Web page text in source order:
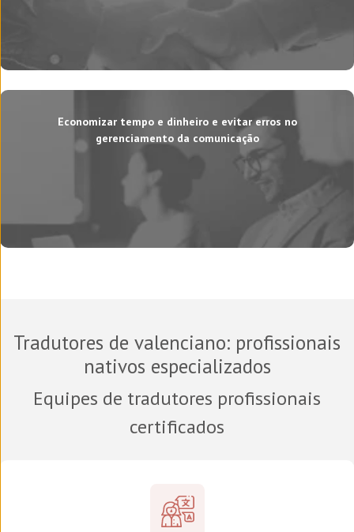
Economizar tempo e dinheiro e evitar erros no
gerenciamento da comunicação
Tradutores de valenciano: profissionais
nativos especializados
Equipes de tradutores profissionais
certificados